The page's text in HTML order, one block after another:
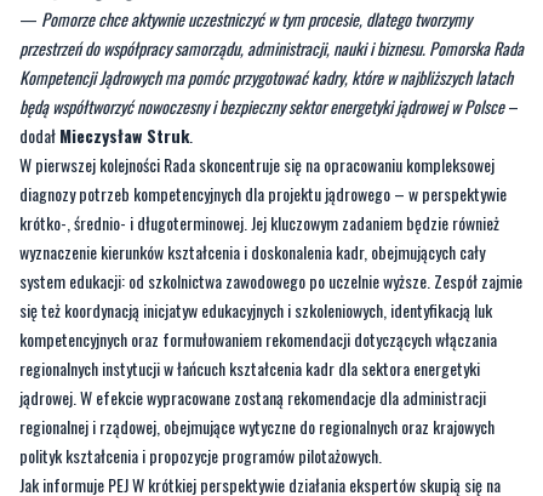
— Pomorze chce aktywnie uczestniczyć w tym procesie, dlatego tworzymy
przestrzeń do współpracy samorządu, administracji, nauki i biznesu. Pomorska Rada
Kompetencji Jądrowych ma pomóc przygotować kadry, które w najbliższych latach
będą współtworzyć nowoczesny i bezpieczny sektor energetyki jądrowej w Polsce–
dodałMieczysław Struk.
W pierwszej kolejności Rada skoncentruje się na opracowaniu kompleksowej
diagnozy potrzeb kompetencyjnych dla projektu jądrowego – w perspektywie
krótko-, średnio- i długoterminowej. Jej kluczowym zadaniem będzie również
wyznaczenie kierunków kształcenia i doskonalenia kadr, obejmujących cały
system edukacji: od szkolnictwa zawodowego po uczelnie wyższe. Zespół zajmie
się też koordynacją inicjatyw edukacyjnych i szkoleniowych, identyfikacją luk
kompetencyjnych oraz formułowaniem rekomendacji dotyczących włączania
regionalnych instytucji w łańcuch kształcenia kadr dla sektora energetyki
jądrowej. W efekcie wypracowane zostaną rekomendacje dla administracji
regionalnej i rządowej, obejmujące wytyczne do regionalnych oraz krajowych
polityk kształcenia i propozycje programów pilotażowych.
Jak informuje PEJ W krótkiej perspektywie działania ekspertów skupią się na